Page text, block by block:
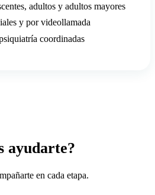
adultos y adultos mayores
y por videollamada
coordinadas
ayudarte?
en cada etapa.